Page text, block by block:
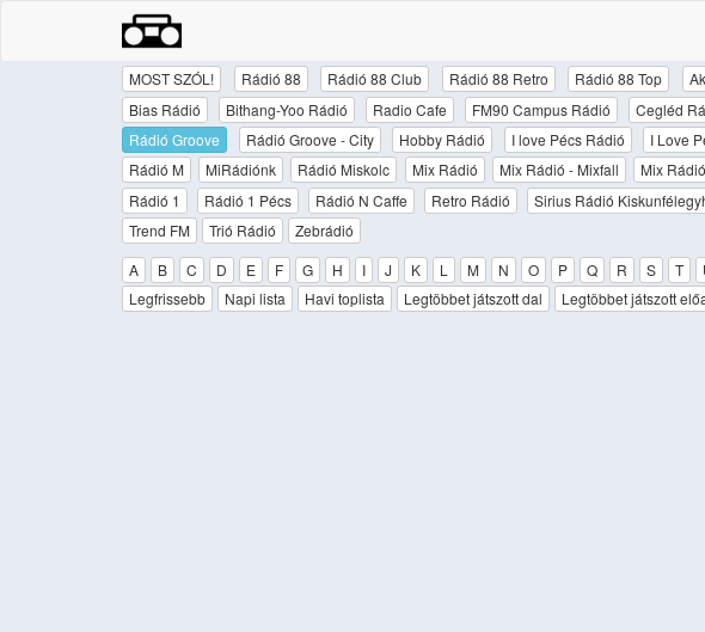
MOST SZÓL! Rádió 88 Rádió 88 Club Rádió 88 Retro Rádió 88 Top
Bias Rádió
Bithang-Yoo Rádió Radio Cafe FM90 Campus Rádió Cegléd
Rádió Groove
Rádió Groove - City Hobby Rádió I love Pécs Rádió I Love
Rádió M
MiRádiónk Rádió Miskolc Mix Rádió Mix Rádió - Mixfall Mix
Rádió 1
Rádió 1 Pécs Rádió N Caffe Retro Rádió Sirius Rádió
Trend FM
Trió Rádió
Zebrádió
A
B C D E F G H I J K L M N O P Q R S T
Legfrissebb
Napi lista Havi toplista Legtöbbet játszott dal Legtöbbet játszott